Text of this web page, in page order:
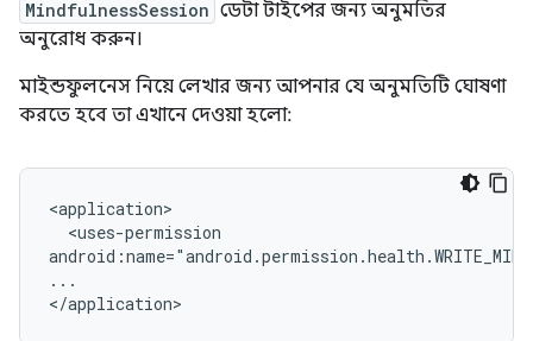
MindfulnessSession ডেটা টাইপের জন্য অনুমতির
অনুরোধ করুন।
মাইন্ডফুলনেস নিয়ে লেখার জন্য আপনার যে অনুমতিটি ঘোষণা
করতে হবে তা এখানে দেওয়া হলো:
<uses-permission
...